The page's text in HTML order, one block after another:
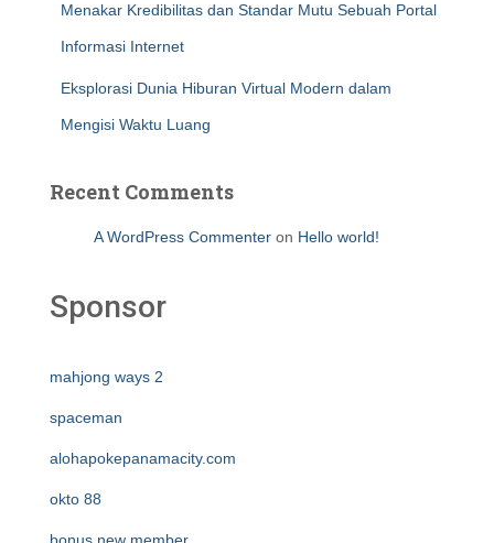
Menakar Kredibilitas dan Standar Mutu Sebuah Portal
Informasi Internet
Eksplorasi Dunia Hiburan Virtual Modern dalam
Mengisi Waktu Luang
Recent Comments
A WordPress Commenter on Hello world!
Sponsor
mahjong ways 2
spaceman
alohapokepanamacity.com
okto 88